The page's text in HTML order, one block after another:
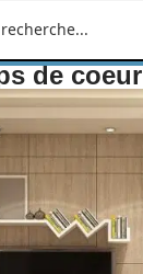
de coeur